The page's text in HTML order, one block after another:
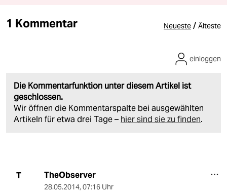
1 Kommentar Neueste / Älteste
Die Kommentarfunktion unter diesem Artikel ist
geschlossen.
Wir öffnen die Kommentarspalte bei ausgewählten
Artikeln für etwa drei Tage – hier sind sie zu finden.
einloggen
T TheObserver
28.05.2014, 07:16 Uhr